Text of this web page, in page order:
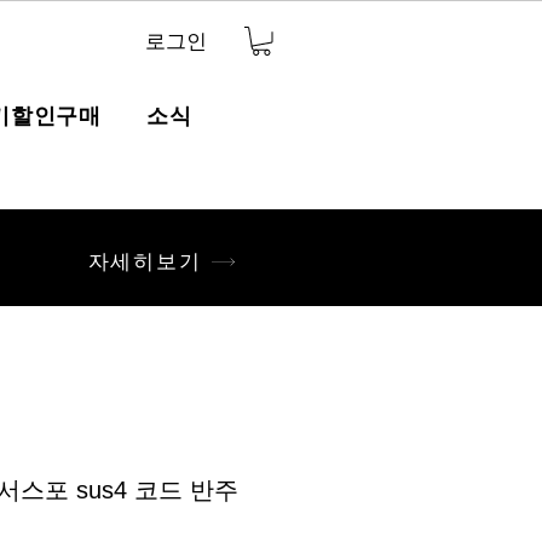
로그인
할인구매 소식
자세히보기
스포 sus4 코드 반주